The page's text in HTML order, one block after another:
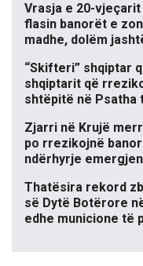
Vrasja e 20-
flasin banorët e
madhe, dolëm
“Skifteri” shqiptar
shqiptarit që
shtëpitë në Psatha
Zjarri në Krujë
po rrezikojnë
ndërhyrje
Thatësira rekord
së Dytë Botërore
edhe municione të